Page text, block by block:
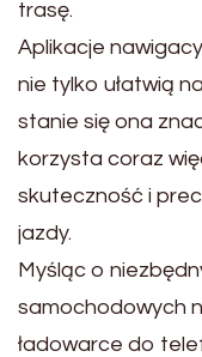
trasę.
Aplikacje
nie tylko ułatwią
stanie się ona
korzysta coraz
skuteczność i
jazdy.
Myśląc o
samochodowych
ładowarce do